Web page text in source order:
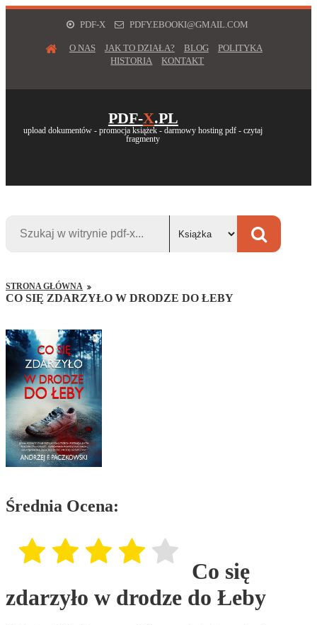
PDF-X PDFY.EBOOKI@GMAIL.COM
O NAS JAK TO DZIAŁA? BLOG
POLITYKA
HISTORIA
KONTAKT
PDF-X.PL
upload dokumentów - promocja książek - darmowy hosting pdf - czytaj
fragmenty
STRONA GŁÓWNA
CO SIĘ ZDARZYŁO W DRODZE DO ŁEBY
Średnia Ocena:
Co się
zdarzyło w drodze do Łeby